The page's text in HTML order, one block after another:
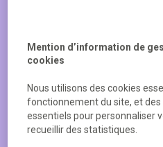
Mention d’information de
cookies
Nous utilisons des cookies
fonctionnement du site, et des
essentiels pour personnaliser
recueillir des statistiques.